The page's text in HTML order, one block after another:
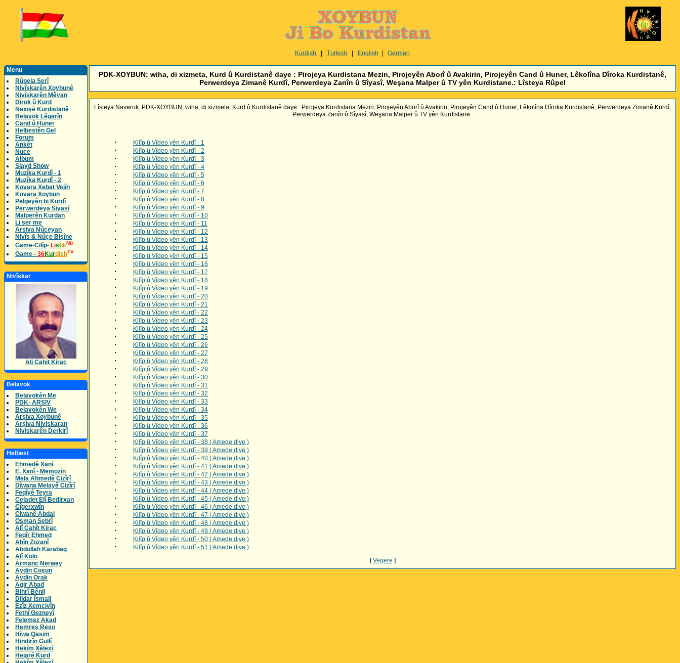
Kurdish Turkish Engilsh German
Menu
Rûpela Serî
Nivîskarên Xoybunê
Nivîskarên Mêvan
Dîrok û Kurd
Nexişê Kurdistanê
Belavok Lêgerîn
Cand û Huner
Helbestên Gel
Forum
Ankêt
Nuce
Album
Slayd Show
Muzîka Kurdî - 1
Muzîka Kurdî - 2
Kovara Xebat Vejîn
Kovara Xoybun
Pelgeyên bi Kurdî
Perwerdeya Siyasî
Malperên Kurdan
Li ser me
Arsiva Nûceyan
Nivîs & Nûçe Bişîne
Game-Cilîp- ListikNû
Game - 36KurdishTV
Nivîskar
Ali Cahit Kirac
Belavok
Belavokên Me
PDK- ARSIV
Belavokên We
Arşiva Xoybunê
Arşiva Niviskaran
Niviskarên Derkirî
Helbest
Ehmedê Xanî
E. Xanî - Memozîn
Mela Ahmedê Cizîrî
Dîwana Melayê Cizîrî
Feqîyê Teyra
Celadet Elî Bedirxan
Cîgerxwîn
Ciwanê Abdal
Osman Sebrî
Alî Cahît Kiraç
Feqîr Ehmed
Ahîn Zozanî
Abdullah Karabag
Alî Kolo
Armanc Nerwey
Aydin Coşun
Aydin Orak
Agir Abad
Bihrî Bênij
Dildar Îsmail
Ezîz Xemcivîn
Fethî Gezneyî
Felemez Akad
Hemreş Reşo
Hîwa Qasim
Hindirîn Gullî
Hekîm Xêlexî
Hejarê Kurd
PDK-XOYBUN; wiha, di xizmeta, Kurd û Kurdistanê daye : Pirojeya Kurdistana Mezin, Pirojeyên Aborî û Avakirin, Pirojeyên Cand û Huner, Lêkolîna Dîroka Kurdistanê,
Perwerdeya Zimanê Kurdî, Perwerdeya Zanîn û Sîyasî, Weşana Malper û TV yên Kurdistane.: Lîsteya Rûpel
Lîsteya Naverok: PDK-XOYBUN; wiha, di xizmeta, Kurd û Kurdistanê daye : Pirojeya Kurdistana Mezin, Pirojeyên Aborî û Avakirin, Pirojeyên Cand û Huner, Lêkolîna Dîroka Kurdistanê, Perwerdeya Zimanê Kurdî,
Perwerdeya Zanîn û Sîyasî, Weşana Malper û TV yên Kurdistane.:
· Kilîp û Vîdeo yên Kurdî - 1
· Kilîp û Vîdeo yên Kurdî - 2
· Kilîp û Vîdeo yên Kurdî - 3
· Kilîp û Vîdeo yên Kurdî - 4
· Kilîp û Vîdeo yên Kurdî - 5
· Kilîp û Vîdeo yên Kurdî - 6
· Kilîp û Vîdeo yên Kurdî - 7
· Kilîp û Vîdeo yên Kurdî - 8
· Kilîp û Vîdeo yên Kurdî - 9
· Kilîp û Vîdeo yên Kurdî - 10
· Kilîp û Vîdeo yên Kurdî - 11
· Kilîp û Vîdeo yên Kurdî - 12
· Kilîp û Vîdeo yên Kurdî - 13
· Kilîp û Vîdeo yên Kurdî - 14
· Kilîp û Vîdeo yên Kurdî - 15
· Kilîp û Vîdeo yên Kurdî - 16
· Kilîp û Vîdeo yên Kurdî - 17
· Kilîp û Vîdeo yên Kurdî - 18
· Kilîp û Vîdeo yên Kurdî - 19
· Kilîp û Vîdeo yên Kurdî - 20
· Kilîp û Vîdeo yên Kurdî - 21
· Kilîp û Vîdeo yên Kurdî - 22
· Kilîp û Vîdeo yên Kurdî - 23
· Kilîp û Vîdeo yên Kurdî - 24
· Kilîp û Vîdeo yên Kurdî - 25
· Kilîp û Vîdeo yên Kurdî - 26
· Kilîp û Vîdeo yên Kurdî - 27
· Kilîp û Vîdeo yên Kurdî - 28
· Kilîp û Vîdeo yên Kurdî - 29
· Kilîp û Vîdeo yên Kurdî - 30
· Kilîp û Vîdeo yên Kurdî - 31
· Kilîp û Vîdeo yên Kurdî - 32
· Kilîp û Vîdeo yên Kurdî - 33
· Kilîp û Vîdeo yên Kurdî - 34
· Kilîp û Vîdeo yên Kurdî - 35
· Kilîp û Vîdeo yên Kurdî - 36
· Kilîp û Vîdeo yên Kurdî - 37
· Kilîp û Vîdeo yên Kurdî - 38 ( Amede dive )
· Kilîp û Vîdeo yên Kurdî - 39 ( Amede dive )
· Kilîp û Vîdeo yên Kurdî - 40 ( Amede dive )
· Kilîp û Vîdeo yên Kurdî - 41 ( Amede dive )
· Kilîp û Vîdeo yên Kurdî - 42 ( Amede dive )
· Kilîp û Vîdeo yên Kurdî - 43 ( Amede dive )
· Kilîp û Vîdeo yên Kurdî - 44 ( Amede dive )
· Kilîp û Vîdeo yên Kurdî - 45 ( Amede dive )
· Kilîp û Vîdeo yên Kurdî - 46 ( Amede dive )
· Kilîp û Vîdeo yên Kurdî - 47 ( Amede dive )
· Kilîp û Vîdeo yên Kurdî - 48 ( Amede dive )
· Kilîp û Vîdeo yên Kurdî - 49 ( Amede dive )
· Kilîp û Vîdeo yên Kurdî - 50 ( Amede dive )
·
Kilîp û Vîdeo yên Kurdî - 51 ( Amede dive )
[Vegere ]